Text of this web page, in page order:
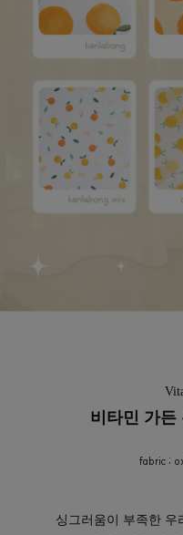
비타민 가든
fabric ;
싱그러움이 부족한 우